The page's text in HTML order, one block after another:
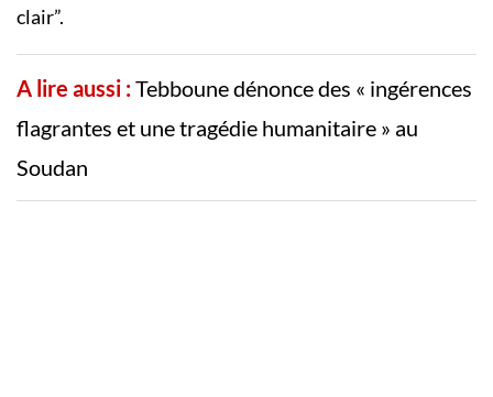
clair”.
A lire aussi :Tebboune dénonce des « ingérences
flagrantes et une tragédie humanitaire » au
Soudan